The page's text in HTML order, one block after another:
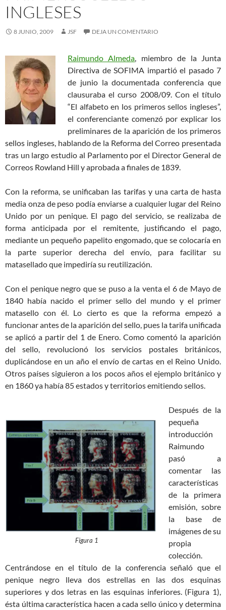
INGLESES
8 JUNIO, 2009 JSF DEJA UN COMENTARIO
Raimundo Almeda, miembro de la Junta
Directiva de SOFIMA impartió el pasado 7
de junio la documentada conferencia que
clausuraba el curso 2008/09. Con el título
“El alfabeto en los primeros sellos ingleses”,
el conferenciante comenzó por explicar los
preliminares de la aparición de los primeros
sellos ingleses, hablando de la Reforma del Correo presentada
tras un largo estudio al Parlamento por el Director General de
Correos Rowland Hill y aprobada a finales de 1839.
Con la reforma, se unificaban las tarifas y una carta de hasta
media onza de peso podía enviarse a cualquier lugar del Reino
Unido por un penique. El pago del servicio, se realizaba de
forma anticipada por el remitente, justificando el pago,
mediante un pequeño papelito engomado, que se colocaría en
la parte superior derecha del envío, para facilitar su
matasellado que impediría su reutilización.
Con el penique negro que se puso a la venta el 6 de Mayo de
1840 había nacido el primer sello del mundo y el primer
matasello con él. Lo cierto es que la reforma empezó a
funcionar antes de la aparición del sello, pues la tarifa unificada
se aplicó a partir del 1 de Enero. Como comentó la aparición
del sello, revolucionó los servicios postales británicos,
duplicándose en un año el envío de cartas en el Reino Unido.
Otros países siguieron a los pocos años el ejemplo británico y
en 1860 ya había 85 estados y territorios emitiendo sellos.
Figura 1
Después de la
pequeña
introducción
Raimundo
pasó a
comentar las
características
de la primera
emisión, sobre
la base de
imágenes de su
propia
colección.
Centrándose en el título de la conferencia señaló que el
penique negro lleva dos estrellas en las dos esquinas
superiores y dos letras en las esquinas inferiores. (Figura 1),
ésta última característica hacen a cada sello único y determina